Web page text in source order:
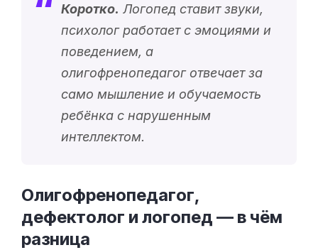
Коротко. Логопед ставит звуки,
психолог работает с эмоциями и
поведением, а
олигофренопедагог отвечает за
само мышление и обучаемость
ребёнка с нарушенным
интеллектом.
Олигофренопедагог,
дефектолог и логопед — в чём
разница